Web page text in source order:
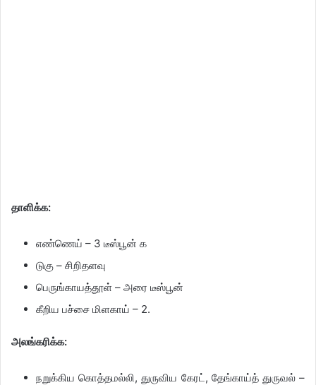
தாளிக்க:
எண்ணெய் – 3 டீஸ்பூன் க
டுகு – சிறிதளவு
பெருங்காயத்தூள் – அரை டீஸ்பூன்
கீறிய பச்சை மிளகாய் – 2.
அலங்கரிக்க:
நறுக்கிய கொத்தமல்லி, துருவிய கேரட், தேங்காய்த் துருவல் –